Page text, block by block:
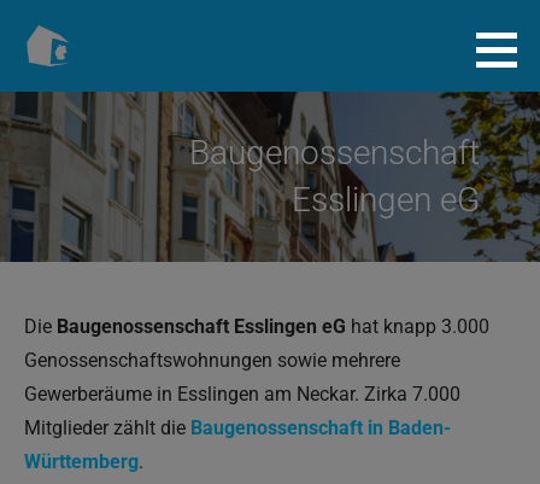
Inhalt
Baugenossenschaft.info
Baugenossenschaft
Esslingen eG
Die Baugenossenschaft Esslingen eG hat knapp 3.000
Genossenschaftswohnungen sowie mehrere
Gewerberäume in Esslingen am Neckar. Zirka 7.000
Mitglieder zählt die Baugenossenschaft in Baden-
Württemberg.